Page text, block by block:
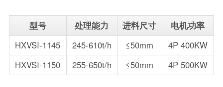
型号 处理能力 进料尺寸
电机功率
HXVSI-1145
245-610t/h ≤50mm
4P 400KW
HXVSI-1150
255-650t/h ≤50mm 4P 500KW